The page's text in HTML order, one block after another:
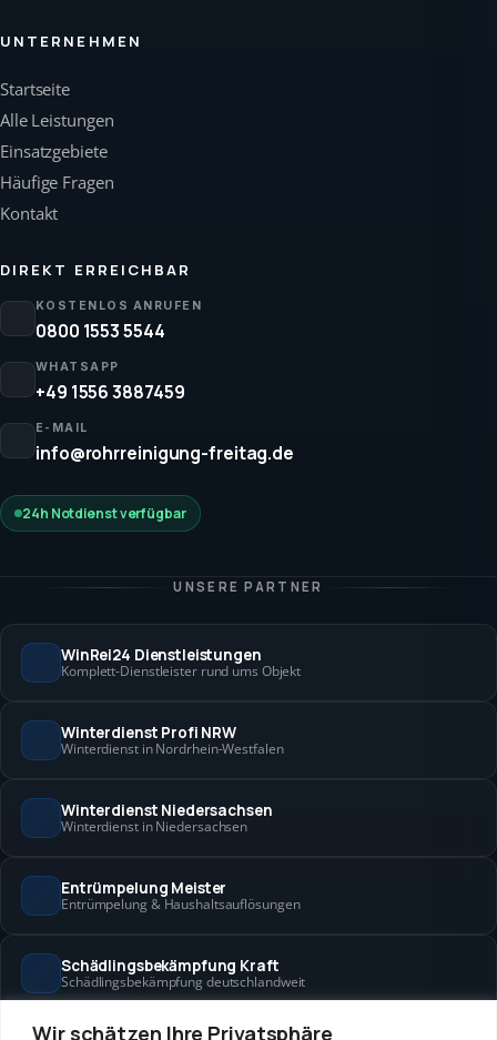
Wir schätzen Ihre Privatsphäre
UNTERNEHMEN
Startseite
Alle Leistungen
Einsatzgebiete
Häufige Fragen
Kontakt
DIREKT ERREICHBAR
KOSTENLOS ANRUFEN
0800 1553 5544
WHATSAPP
+49 1556 3887459
E-MAIL
info@rohrreinigung-freitag.de
24h Notdienst verfügbar
UNSERE PARTNER
WinRei24 Dienstleistungen
Komplett-Dienstleister rund ums Objekt
Winterdienst Profi NRW
Winterdienst in Nordrhein-Westfalen
Winterdienst Niedersachsen
Winterdienst in Niedersachsen
Entrümpelung Meister
Entrümpelung & Haushaltsauflösungen
Schädlingsbekämpfung Kraft
Schädlingsbekämpfung deutschlandweit